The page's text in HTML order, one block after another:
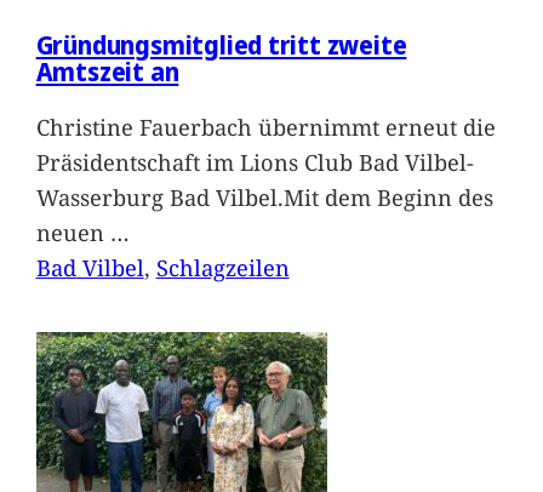
Gründungsmitglied tritt zweite
Amtszeit an
Christine Fauerbach übernimmt erneut die
Präsidentschaft im Lions Club Bad Vilbel-
Wasserburg Bad Vilbel.Mit dem Beginn des
neuen …
Bad Vilbel, Schlagzeilen